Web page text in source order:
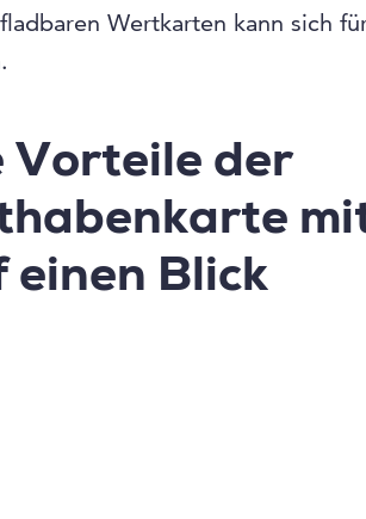
Wertkarten kann sich
Vorteile der
einen Blick